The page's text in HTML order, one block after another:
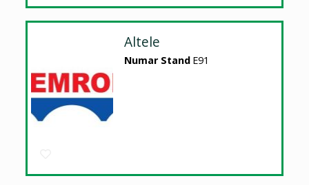
Altele
Numar Stand E91